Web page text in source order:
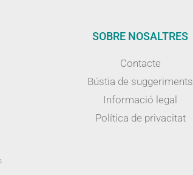
SOBRE NOSALTRES
Contacte
Bústia de suggeriments
Informació legal
Política de privacitat